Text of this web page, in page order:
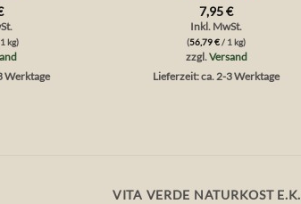
kg)
Werktage
Bewertet
mit
von
5
7,95€
Inkl. MwSt.
(56,79€/ 1 kg)
zzgl. Versand
Lieferzeit: ca. 2-3 Werktage
VITA VERDE NATURKOST E.K.